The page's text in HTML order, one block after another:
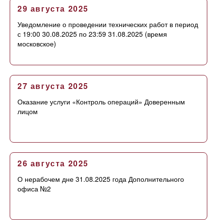
29 августа 2025
Уведомление о проведении технических работ в период
с 19:00 30.08.2025 по 23:59 31.08.2025 (время
московское)
27 августа 2025
Оказание услуги «Контроль операций» Доверенным
лицом
26 августа 2025
О нерабочем дне 31.08.2025 года Дополнительного
офиса №2